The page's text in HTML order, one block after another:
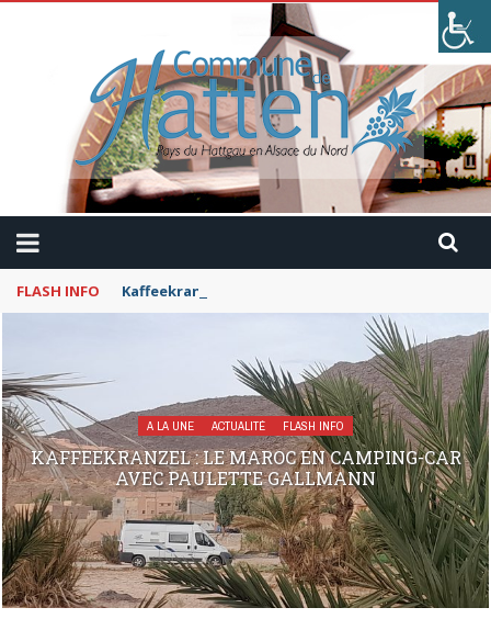
FLASH INFO Kaffeekranzel : Le Maroc en camping-car avec
A LA UNE ACTUALITÉ FLASH INFO
KAFFEEKRANZEL : LE MAROC EN CAMPING-CAR
AVEC PAULETTE GALLMANN